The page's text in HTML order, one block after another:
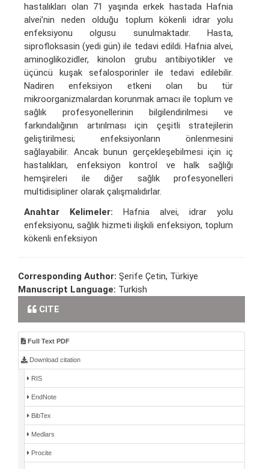
hastalıkları olan 71 yaşında erkek hastada Hafnia
alvei’nin neden olduğu toplum kökenli idrar yolu
enfeksiyonu olgusu sunulmaktadır. Hasta,
siprofloksasin (yedi gün) ile tedavi edildi. Hafnia alvei,
aminoglikozidler, kinolon grubu antibiyotikler ve
üçüncü kuşak sefalosporinler ile tedavi edilebilir.
Nadiren enfeksiyon etkeni olan bu tür
mikroorganizmalardan korunmak amacı ile toplum ve
sağlık profesyonellerinin bilgilendirilmesi ve
farkındalığının artırılması için çeşitli stratejilerin
geliştirilmesi; enfeksiyonların önlenmesini
sağlayabilir. Ancak bunun gerçekleşebilmesi için iç
hastalıkları, enfeksiyon kontrol ve halk sağlığı
hemşireleri ile diğer sağlık profesyonelleri
multidisipliner olarak çalışmalıdırlar.
Anahtar Kelimeler: Hafnia alvei, idrar yolu
enfeksiyonu, sağlık hizmeti ilişkili enfeksiyon, toplum
kökenli enfeksiyon
Corresponding Author: Şerife Çetin, Türkiye
Manuscript Language: Turkish
CITE
Full Text PDF
Download citation
RIS
EndNote
BibTex
Medlars
Procite